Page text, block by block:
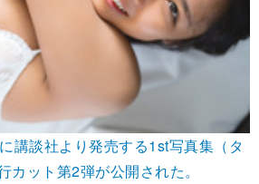
講談社より発売する1st写真集（タ
カット第2弾が公開された。